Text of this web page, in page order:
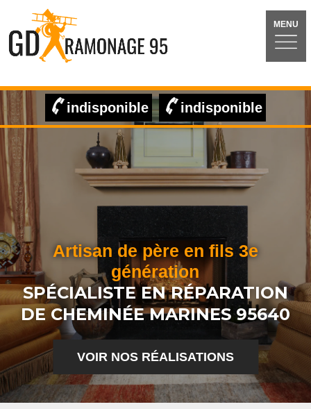
MENU
indisponible indisponible
Artisan de père en fils 3e
génération
SPÉCIALISTE EN RÉPARATION
DE CHEMINÉE MARINES 95640
VOIR NOS RÉALISATIONS